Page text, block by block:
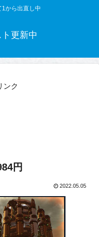
1から出直し中
更新中
ンク
円
2022.05.05